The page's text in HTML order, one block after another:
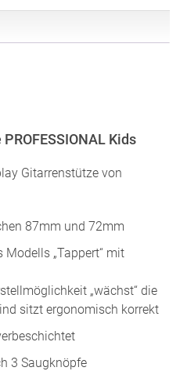
Kids
Gitarrenstütze von
87mm und 72mm
Modells „Tappert“ mit
„wächst“ die
sitzt ergonomisch korrekt
3 Saugknöpfe